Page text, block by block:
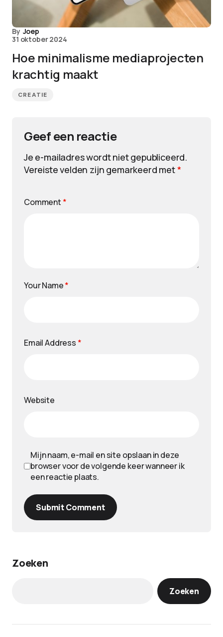
By Joep
31 oktober 2024
Hoe minimalisme mediaprojecten
krachtig maakt
CREATIE
Geef een reactie
Je e-mailadres wordt niet gepubliceerd.
Vereiste velden zijn gemarkeerd met*
Comment *
Your Name*
Email Address *
Website
Mijn naam, e-mail en site opslaan in deze
browser voor de volgende keer wanneer ik
een reactie plaats.
Submit Comment
Zoeken
Zoeken